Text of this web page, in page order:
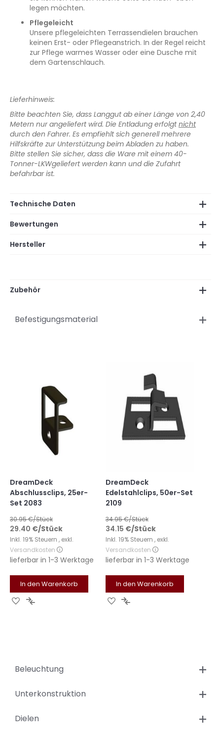
legen möchten.
Pflegeleicht
Unsere pflegeleichten Terrassendielen brauchen
keinen Erst- oder Pflegeanstrich. In der Regel reicht
zur Pflege warmes Wasser oder eine Dusche mit
dem Gartenschlauch.
Lieferhinweis:
Bitte beachten Sie, dass Langgut ab einer Länge von 2,40
Metern nur angeliefert wird. Die Entladung erfolgtnicht
durch den Fahrer. Es empfiehlt sich generell mehrere
Hilfskräfte zur Unterstützung beim Abladen zu haben.
Bitte stellen Sie sicher, dass die Ware mit einem 40-
Tonner-LKWgeliefert werden kann und die Zufahrt
befahrbar ist.
Technische Daten
Bewertungen
Hersteller
Zubehör
Befestigungsmaterial
DreamDeck
Abschlussclips, 25er-
Set 2083
30.95€/Stück
29.40 €/Stück
Inkl. 19% Steuern , exkl.
Versandkosten
lieferbar in 1-3 Werktage
In den Warenkorb
Zur Zur
DreamDeck
Edelstahlclips, 50er-Set
2109
34.95€/Stück
34.15 €/Stück
Inkl. 19% Steuern , exkl.
Versandkosten
lieferbar in 1-3 Werktage
In den Warenkorb
Zur Zur
Beleuchtung
Unterkonstruktion
Dielen